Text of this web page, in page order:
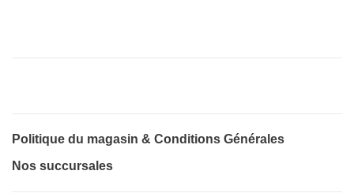
Politique du magasin & Conditions Générales
Nos succursales